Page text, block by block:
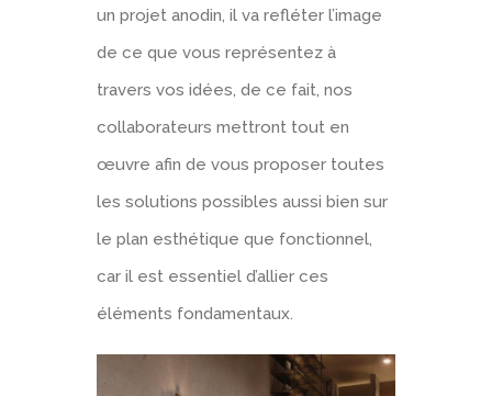
un projet anodin, il va refléter l’image
de ce que vous représentez à
travers vos idées, de ce fait, nos
collaborateurs mettront tout en
œuvre afin de vous proposer toutes
les solutions possibles aussi bien sur
le plan esthétique que fonctionnel,
car il est essentiel d’allier ces
éléments fondamentaux.